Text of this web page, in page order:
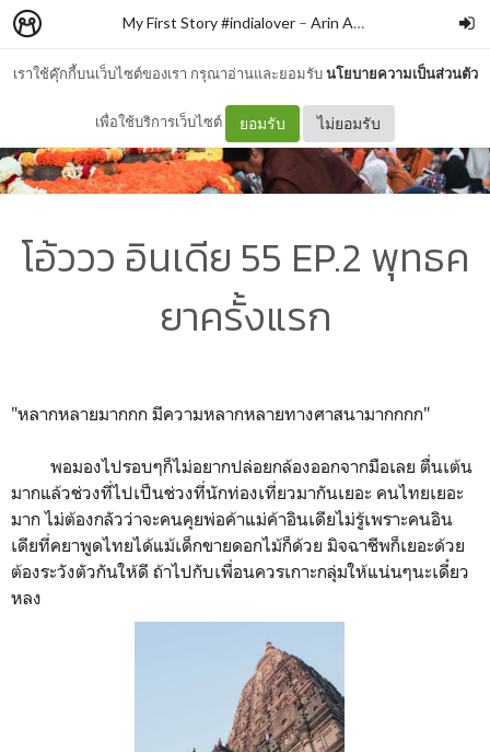
เราใช้คุ๊กกี้บนเว็บไซต์ของเรา กรุณาอ่านและยอมรับนโยบายความเป็นส่วนตัว
เพื่อใช้บริการเว็บไซต์ ยอมรับ ไม่ยอมรับ
My First Story #indialover – Arin Arin
โอ้ววว อินเดีย 55 EP.2 พุทธค
ยาครั้งแรก
"หลากหลายมากกก มีความหลากหลายทางศาสนามากกกก"
พอมองไปรอบๆก็ไม่อยากปล่อยกล้องออกจากมือเลย ตื่นเต้น
มากแล้วช่วงที่ไปเป็นช่วงที่นักท่องเที่ยวมากันเยอะ คนไทยเยอะ
มาก ไม่ต้องกลัวว่าจะคนคุยพ่อค้าแม่ค้าอินเดียไม่รู้เพราะคนอิน
เดียที่คยาพูดไทยได้แม้เด็กขายดอกไม้ก็ด้วย มิจฉาชีพก็เยอะด้วย
ต้องระวังตัวกันให้ดี ถ้าไปกับเพื่อนควรเกาะกลุ่มให้แน่นๆนะเดี๋ยว
หลง